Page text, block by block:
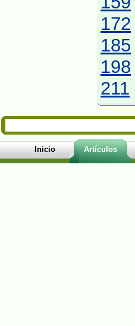
172
185
198
211
Inicio Artículos